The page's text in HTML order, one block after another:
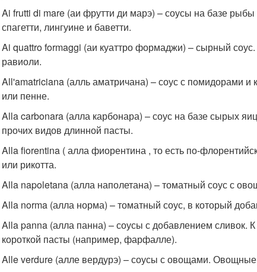
Ai frutti di mare (аи фрутти ди марэ) – соусы на базе
спагетти, лингуине и баветти.
Ai quattro formaggi (аи куаттро формаджи) – сырный
равиоли.
All'amatriciana (алль аматричана) – соус с помидорами и
или пенне.
Alla carbonara (алла карбонара) – соус на базе сырых
прочих видов длинной пасты.
Alla fiorentina ( алла фиорентина , то есть по-
или рикотта.
Alla napoletana (алла наполетана) – томатный соус с
Alla norma (алла норма) – томатный соус, в который
Alla panna (алла панна) – соусы с добавлением сливок.
короткой пасты (например, фарфалле).
Alle verdure (алле вердурэ) – соусы с овощами. Овощные